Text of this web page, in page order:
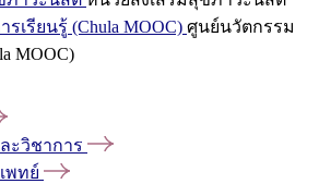
เรียนรู้ (Chula MOOC) ศูนย์นวัตกรรม
MOOC)
ะวิชาการ
พทย์